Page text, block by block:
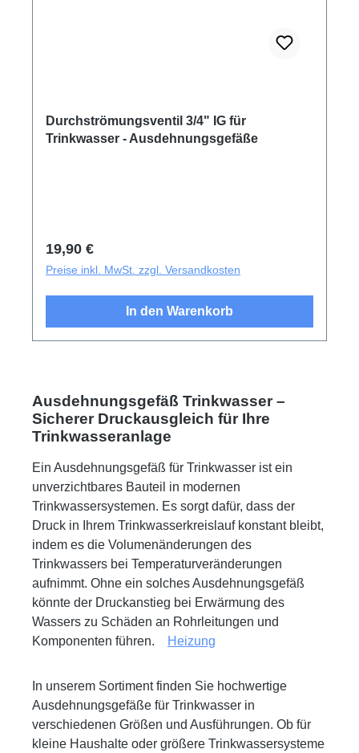
Durchströmungsventil 3/4" IG für
Trinkwasser - Ausdehnungsgefäße
Regulärer Preis:
19,90 €
Preise inkl. MwSt. zzgl. Versandkosten
In den Warenkorb
Ausdehnungsgefäß Trinkwasser –
Sicherer Druckausgleich für Ihre
Trinkwasseranlage
Ein Ausdehnungsgefäß für Trinkwasser ist ein
unverzichtbares Bauteil in modernen
Trinkwassersystemen. Es sorgt dafür, dass der
Druck in Ihrem Trinkwasserkreislauf konstant bleibt,
indem es die Volumenänderungen des
Trinkwassers bei Temperaturveränderungen
aufnimmt. Ohne ein solches Ausdehnungsgefäß
könnte der Druckanstieg bei Erwärmung des
Wassers zu Schäden an Rohrleitungen und
Komponenten führen.
Heizung
In unserem Sortiment finden Sie hochwertige
Ausdehnungsgefäße für Trinkwasser in
verschiedenen Größen und Ausführungen. Ob für
kleine Haushalte oder größere Trinkwassersysteme